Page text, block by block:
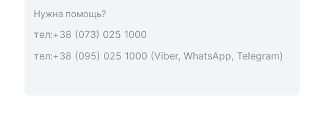
Нужна помощь?
тел:+38 (073) 025 1000
тел:+38 (095) 025 1000 (Viber, WhatsApp, Telegram)